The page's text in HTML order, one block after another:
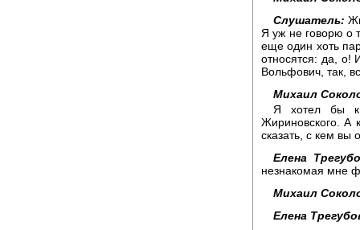
Слушатель:
Я уж не говорю о
еще один хоть
относятся: да,
Вольфович, так,
Михаил
Я хотел бы к
Жириновского. А
сказать, с кем вы
Елена
незнакомая мне
Михаил
Елена